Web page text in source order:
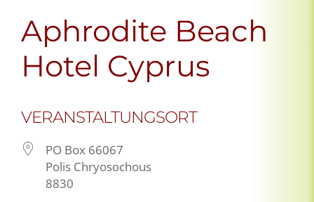
Aphrodite Beach
Hotel Cyprus
VERANSTALTUNGSORT
PO Box 66067
Polis Chryosochous
8830